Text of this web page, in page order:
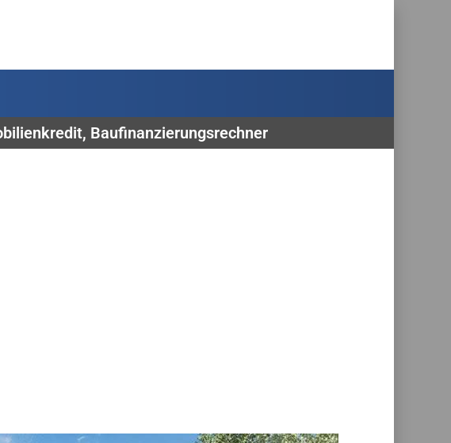
Baufinanzierungsrechner